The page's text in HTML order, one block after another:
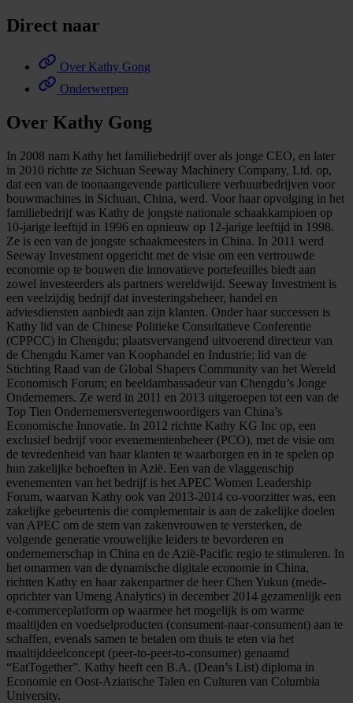
Direct naar
Over Kathy Gong
Onderwerpen
Over Kathy Gong
In 2008 nam Kathy het familiebedrijf over als jonge CEO, en later
in 2010 richtte ze Sichuan Seeway Machinery Company, Ltd. op,
dat een van de toonaangevende particuliere verhuurbedrijven voor
bouwmachines in Sichuan, China, werd. Voor haar opvolging in het
familiebedrijf was Kathy de jongste nationale schaakkampioen op
10-jarige leeftijd in 1996 en opnieuw op 12-jarige leeftijd in 1998.
Ze is een van de jongste schaakmeesters in China. In 2011 werd
Seeway Investment opgericht met de visie om een vertrouwde
economie op te bouwen die innovatieve portefeuilles biedt aan
zowel investeerders als partners wereldwijd. Seeway Investment is
een veelzijdig bedrijf dat investeringsbeheer, handel en
adviesdiensten aanbiedt aan zijn klanten. Onder haar successen is
Kathy lid van de Chinese Politieke Consultatieve Conferentie
(CPPCC) in Chengdu; plaatsvervangend uitvoerend directeur van
de Chengdu Kamer van Koophandel en Industrie; lid van de
Stichting Raad van de Global Shapers Community van het Wereld
Economisch Forum; en beeldambassadeur van Chengdu’s Jonge
Ondernemers. Ze werd in 2011 en 2013 uitgeroepen tot een van de
Top Tien Ondernemersvertegenwoordigers van China’s
Economische Innovatie. In 2012 richtte Kathy KG Inc op, een
exclusief bedrijf voor evenementenbeheer (PCO), met de visie om
de tevredenheid van haar klanten te waarborgen en in te spelen op
hun zakelijke behoeften in Azië. Een van de vlaggenschip
evenementen van het bedrijf is het APEC Women Leadership
Forum, waarvan Kathy ook van 2013-2014 co-voorzitter was, een
zakelijke gebeurtenis die complementair is aan de zakelijke doelen
van APEC om de stem van zakenvrouwen te versterken, de
volgende generatie vrouwelijke leiders te bevorderen en
ondernemerschap in China en de Azië-Pacific regio te stimuleren. In
het omarmen van de dynamische digitale economie in China,
richtten Kathy en haar zakenpartner de heer Chen Yukun (mede-
oprichter van Umeng Analytics) in december 2014 gezamenlijk een
e-commerceplatform op waarmee het mogelijk is om warme
maaltijden en voedselproducten (consument-naar-consument) aan te
schaffen, evenals samen te betalen om thuis te eten via het
maaltijddeelconcept (peer-to-peer-to-consumer) genaamd
“EatTogether”. Kathy heeft een B.A. (Dean’s List) diploma in
Economie en Oost-Aziatische Talen en Culturen van Columbia
University.